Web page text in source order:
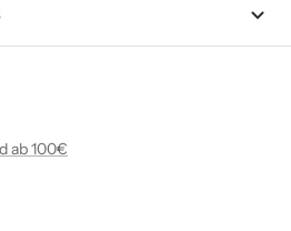
ab 100€